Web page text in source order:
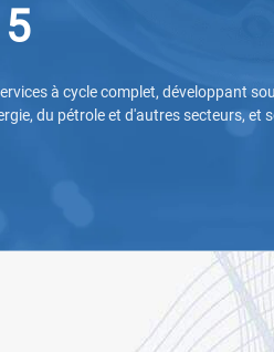
à cycle complet, développant
du pétrole et d'autres secteurs,